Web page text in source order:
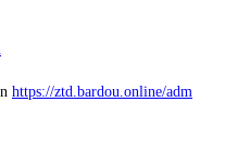
https://ztd.bardou.online/adm